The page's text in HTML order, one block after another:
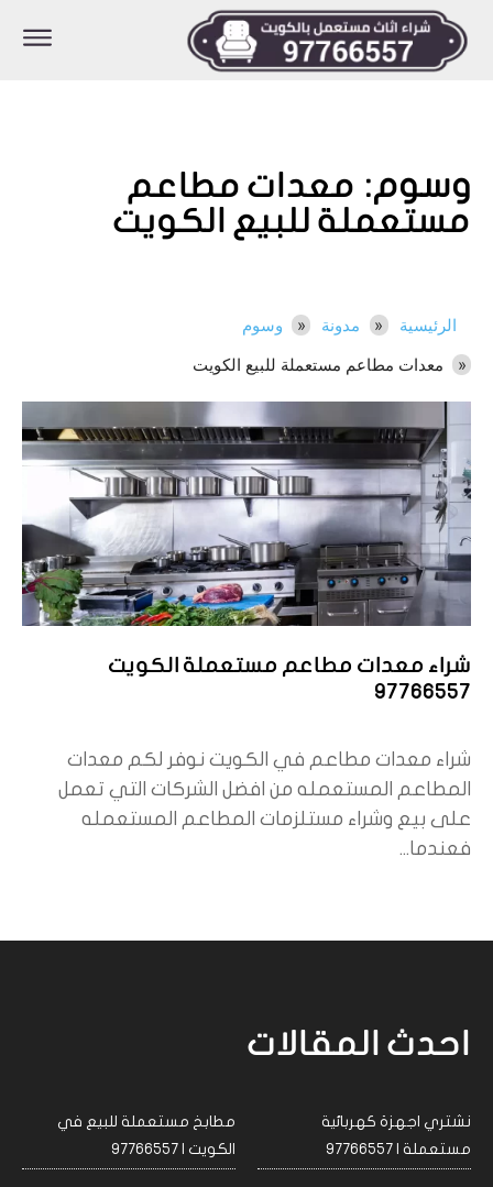
وسوم: معدات مطاعم
مستعملة للبيع الكويت
الرئيسية مدونة
وسوم
معدات مطاعم مستعملة للبيع الكويت
شراء معدات مطاعم مستعملة الكويت
97766557
شراء معدات مطاعم في الكويت نوفر لكم معدات
المطاعم المستعمله من افضل الشركات التي تعمل
على بيع وشراء مستلزمات المطاعم المستعمله
فعندما...
احدث المقالات
نشتري اجهزة كهربائية
مستعملة | 97766557
مطابخ مستعملة للبيع في
الكويت | 97766557